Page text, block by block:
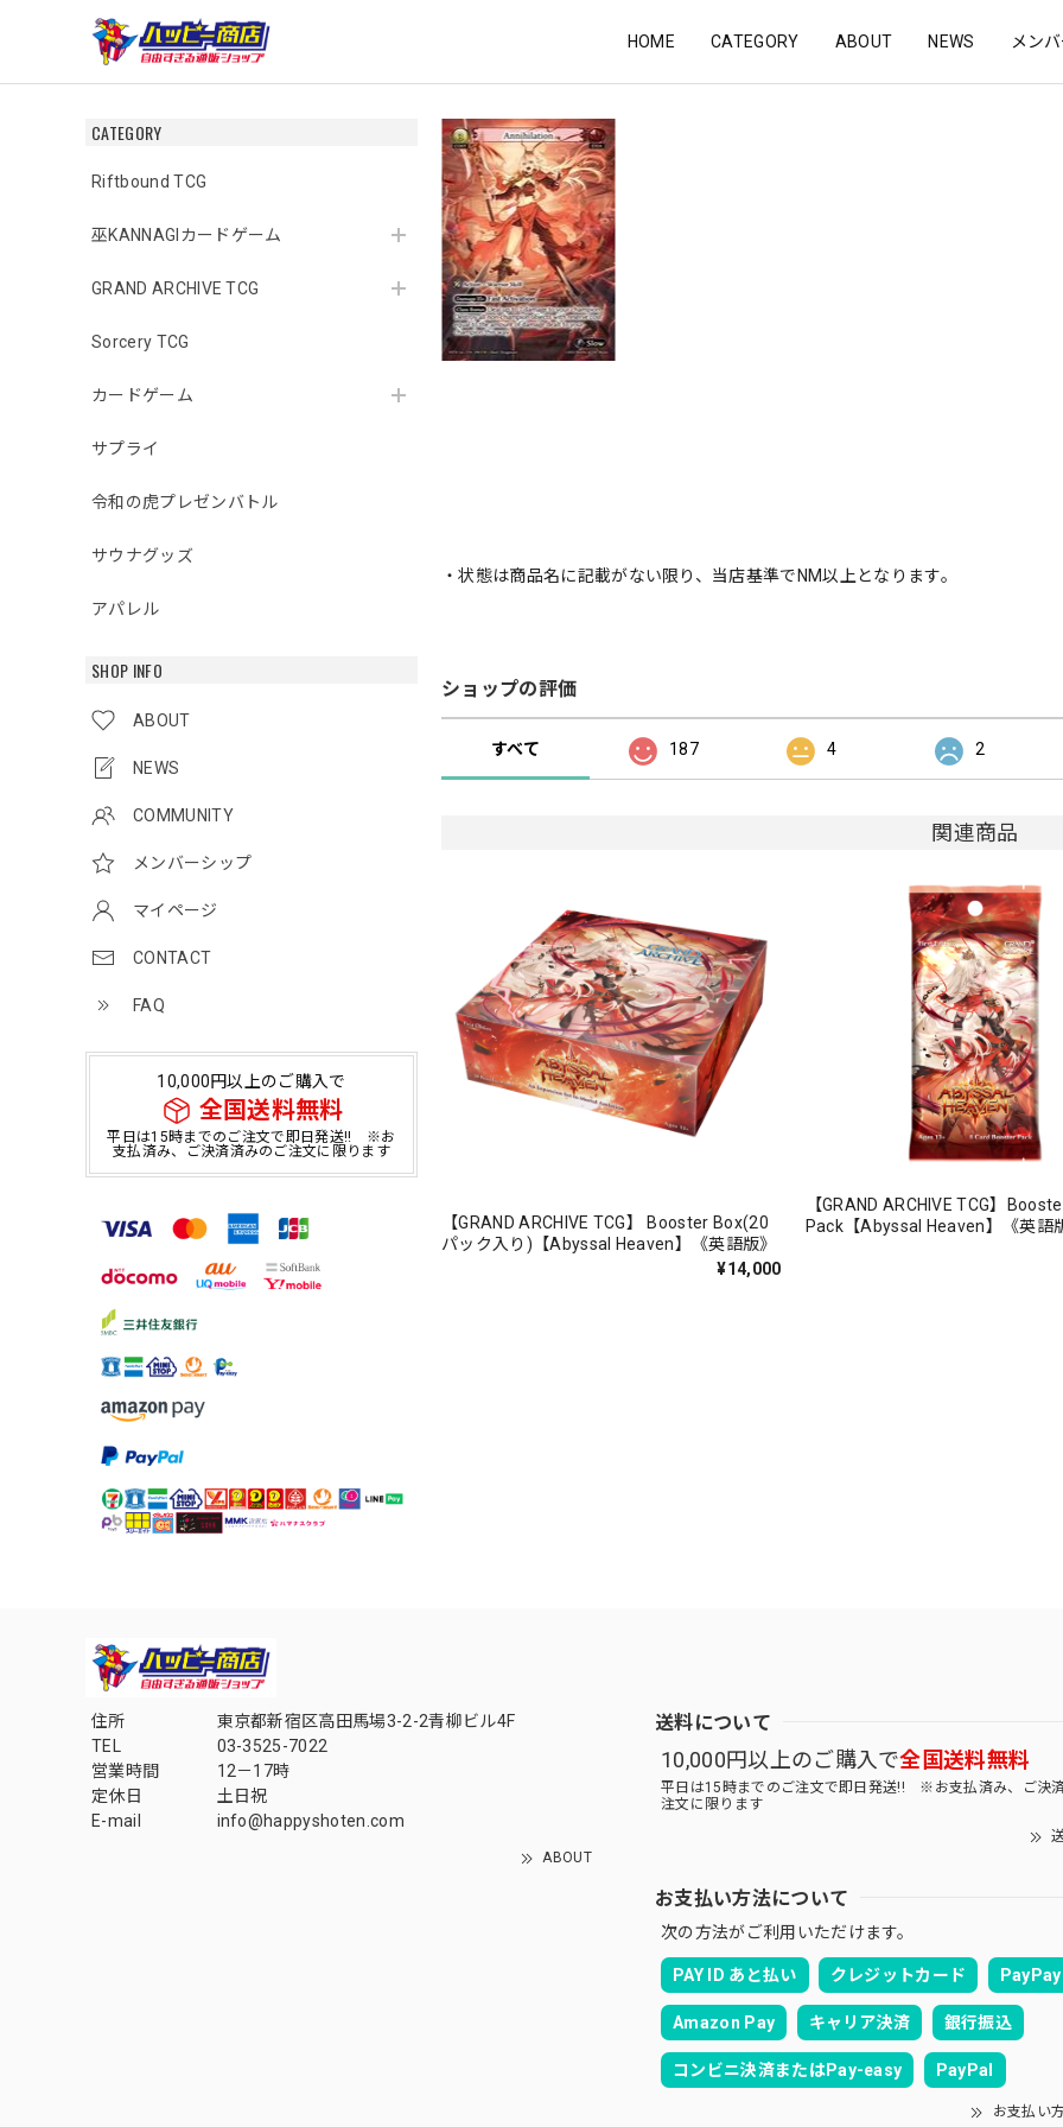
HOME CATEGORY ABOUT NEWS メン
CATEGORY
Riftbound TCG
巫KANNAGIカードゲーム
GRAND ARCHIVE TCG
Sorcery TCG
カードゲーム
サプライ
令和の虎プレゼンバトル
サウナグッズ
アパレル
SHOP INFO
ABOUT
NEWS
COMMUNITY
メンバーシップ
マイページ
CONTACT
FAQ
10,000円以上のご購入で
全国送料無料
平日は15時までのご注文で即日発送!! ※お
支払済み、ご決済済みのご注文に限ります
・状態は商品名に記載がない限り、当店基準でNM以上となります。
ショップの評価
すべて 187 4 2
関連商品
【GRAND ARCHIVE TCG】 Booster Box(20
パック入り)【Abyssal Heaven】《英語版》
¥14,000
【GRAND ARCHIVE TCG】
Pack【Abyssal Heaven】《英語
住所
東京都新宿区高田馬場3-2-2青柳ビル4F
TEL
03-3525-7022
営業時間
12－17時
定休日
土日祝
E-mail
info@happyshoten.com
ABOUT
送料について
10,000円以上のご購入で全国送料無料
平日は15時までのご注文で即日発送!! ※お支払済み、ご決
注文に限ります
お支払い方法について
次の方法がご利用いただけます。
PAY ID あと払い クレジットカード PayPay
Amazon Pay キャリア決済 銀行振込
コンビニ決済またはPay-easy PayPal
お支払い